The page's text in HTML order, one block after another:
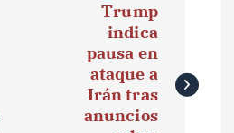
Trump
indica
pausa en
ataque a
Irán tras
anuncios